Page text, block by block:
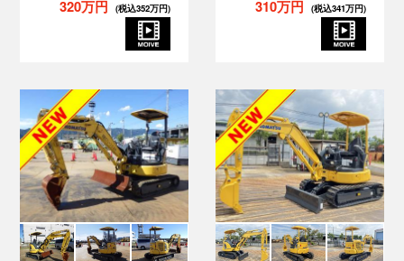
320万円(税込352万円) 310万円(税込341万円)